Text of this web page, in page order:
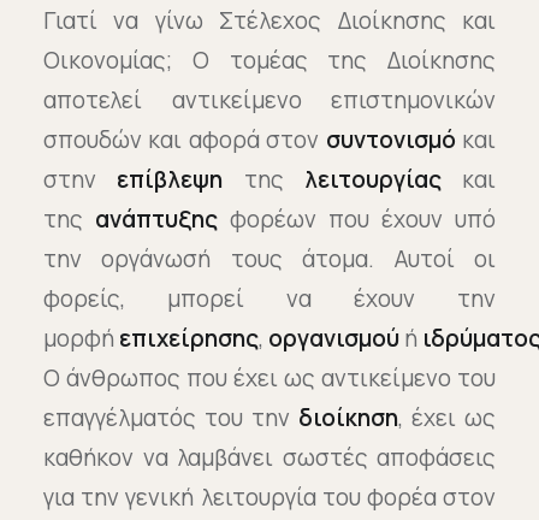
Γιατί να γίνω Στέλεχος Διοίκησης και
Οικονομίας; Ο τομέας της Διοίκησης
αποτελεί αντικείμενο επιστημονικών
σπουδών και αφορά στοv συντονισμό και
στην επίβλεψη της λειτουργίαςκαι
της ανάπτυξης φορέων που έχουν υπό
την οργάνωσή τους άτομα. Αυτοί οι
φορείς, μπορεί να έχουν την
μορφή επιχείρησης, οργανισμούή
Ο άνθρωπος που έχει ως αντικείμενο του
επαγγέλματός του την διοίκηση, έχει ως
καθήκον να λαμβάνει σωστές αποφάσεις
για την γενική λειτουργία του φορέα στον